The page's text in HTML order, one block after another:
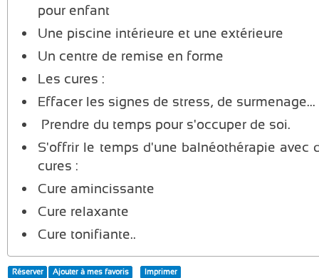
pour enfant
Une piscine intérieure et une extérieure
Un centre de remise en forme
Les cures :
Effacer les signes de stress, de surmenage...
Prendre du temps pour s'occuper de soi.
S'offrir le temps d'une balnéothérapie avec
cures :
Cure amincissante
Cure relaxante
Cure tonifiante..
Réserver Ajouter à mes favoris Imprimer